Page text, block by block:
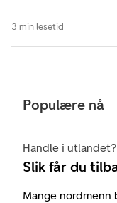
3 min lesetid
Populære nå
Handle i utlandet?
Slik får du
Mange